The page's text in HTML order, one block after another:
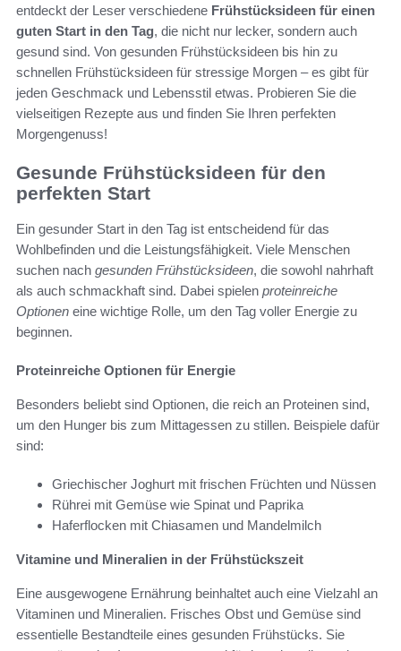
entdeckt der Leser verschiedene Frühstücksideen für einen
guten Start in den Tag, die nicht nur lecker, sondern auch
gesund sind. Von gesunden Frühstücksideen bis hin zu
schnellen Frühstücksideen für stressige Morgen – es gibt für
jeden Geschmack und Lebensstil etwas. Probieren Sie die
vielseitigen Rezepte aus und finden Sie Ihren perfekten
Morgengenuss!
Gesunde Frühstücksideen für den
perfekten Start
Ein gesunder Start in den Tag ist entscheidend für das
Wohlbefinden und die Leistungsfähigkeit. Viele Menschen
suchen nach gesunden Frühstücksideen, die sowohl nahrhaft
als auch schmackhaft sind. Dabei spielen proteinreiche
Optionen eine wichtige Rolle, um den Tag voller Energie zu
beginnen.
Proteinreiche Optionen für Energie
Besonders beliebt sind Optionen, die reich an Proteinen sind,
um den Hunger bis zum Mittagessen zu stillen. Beispiele dafür
sind:
Griechischer Joghurt mit frischen Früchten und Nüssen
Rührei mit Gemüse wie Spinat und Paprika
Haferflocken mit Chiasamen und Mandelmilch
Vitamine und Mineralien in der Frühstückszeit
Eine ausgewogene Ernährung beinhaltet auch eine Vielzahl an
Vitaminen und Mineralien. Frisches Obst und Gemüse sind
essentielle Bestandteile eines gesunden Frühstücks. Sie